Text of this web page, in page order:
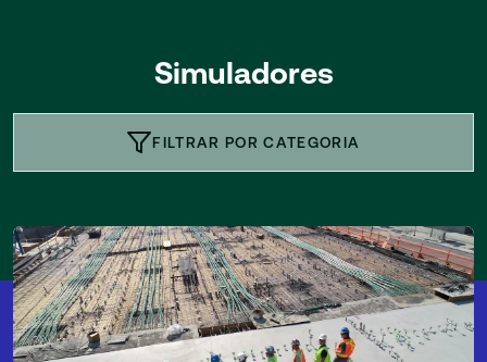
Simuladores
FILTRAR POR CATEGORIA